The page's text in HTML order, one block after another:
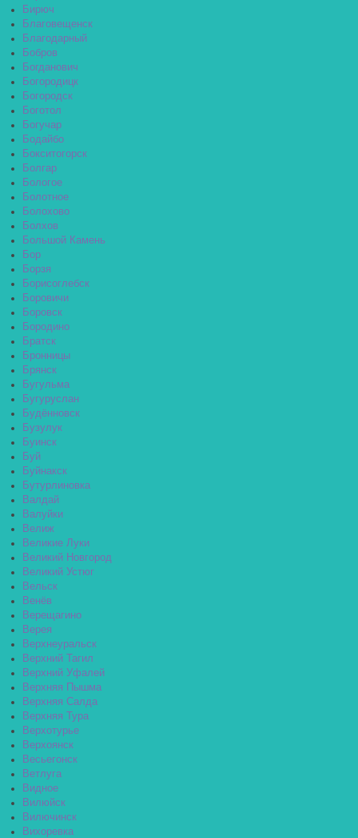
Бирюч
Благовещенск
Благодарный
Бобров
Богданович
Богородицк
Богородск
Боготол
Богучар
Бодайбо
Бокситогорск
Болгар
Бологое
Болотное
Болохово
Болхов
Большой Камень
Бор
Борзя
Борисоглебск
Боровичи
Боровск
Бородино
Братск
Бронницы
Брянск
Бугульма
Бугуруслан
Будённовск
Бузулук
Буинск
Буй
Буйнакск
Бутурлиновка
Валдай
Валуйки
Велиж
Великие Луки
Великий Новгород
Великий Устюг
Вельск
Венёв
Верещагино
Верея
Верхнеуральск
Верхний Тагил
Верхний Уфалей
Верхняя Пышма
Верхняя Салда
Верхняя Тура
Верхотурье
Верхоянск
Весьегонск
Ветлуга
Видное
Вилюйск
Вилючинск
Вихоревка